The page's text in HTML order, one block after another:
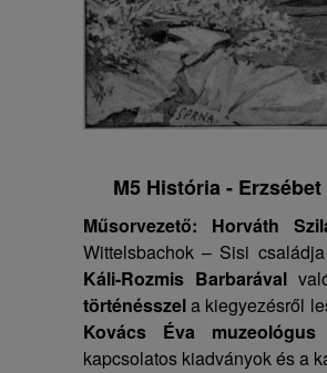
M5 História -
Műsorvezető: Horváth
Wittelsbachok – Sisi
Káli-Rozmis Barbarával
történésszela kiegyezésről
Kovács Éva muzeológus
kapcsolatos kiadványok és a